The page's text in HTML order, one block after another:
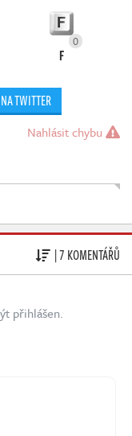
0
F
TWITTER
Nahlásit chybu
| 7 KOMENTÁŘŮ
přihlášen.